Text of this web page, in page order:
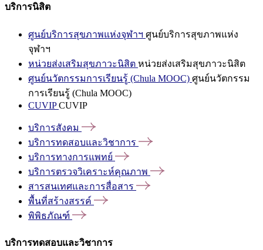
บริการนิสิต
ศูนย์บริการสุขภาพแห่งจุฬาฯ ศูนย์บริการสุขภาพแห่ง
จุฬาฯ
หน่วยส่งเสริมสุขภาวะนิสิต หน่วยส่งเสริมสุขภาวะนิสิต
ศูนย์นวัตกรรมการเรียนรู้ (Chula MOOC) ศูนย์นวัตกรรม
การเรียนรู้ (Chula MOOC)
CUVIPCUVIP
บริการสังคม
บริการทดสอบและวิชาการ
บริการทางการแพทย์
บริการตรวจวิเคราะห์คุณภาพ
สารสนเทศและการสื่อสาร
พื้นที่สร้างสรรค์
พิพิธภัณฑ์
บริการทดสอบและวิชาการ